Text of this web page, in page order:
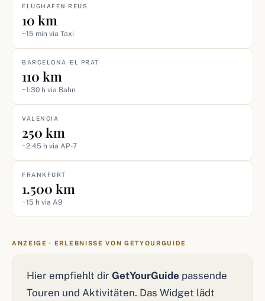
FLUGHAFEN REUS
10 km
~15 min via Taxi
BARCELONA-EL PRAT
110 km
~1:30 h via Bahn
VALENCIA
250 km
~2:45 h via AP-7
FRANKFURT
1.500 km
~15 h via A9
ANZEIGE · ERLEBNISSE VON GETYOURGUIDE
Hier empfiehlt dir GetYourGuide passende
Touren und Aktivitäten. Das Widget lädt